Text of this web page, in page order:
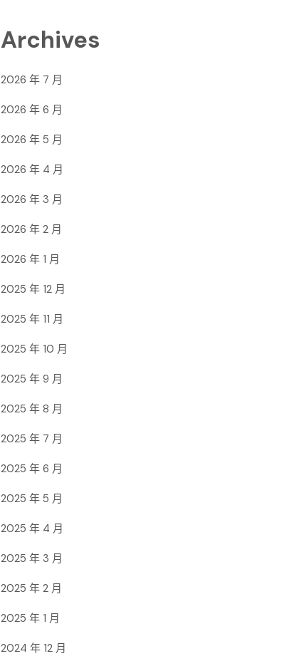
Archives
2026 年 7 月
2026 年 6 月
2026 年 5 月
2026 年 4 月
2026 年 3 月
2026 年 2 月
2026 年 1 月
2025 年 12 月
2025 年 11 月
2025 年 10 月
2025 年 9 月
2025 年 8 月
2025 年 7 月
2025 年 6 月
2025 年 5 月
2025 年 4 月
2025 年 3 月
2025 年 2 月
2025 年 1 月
2024 年 12 月